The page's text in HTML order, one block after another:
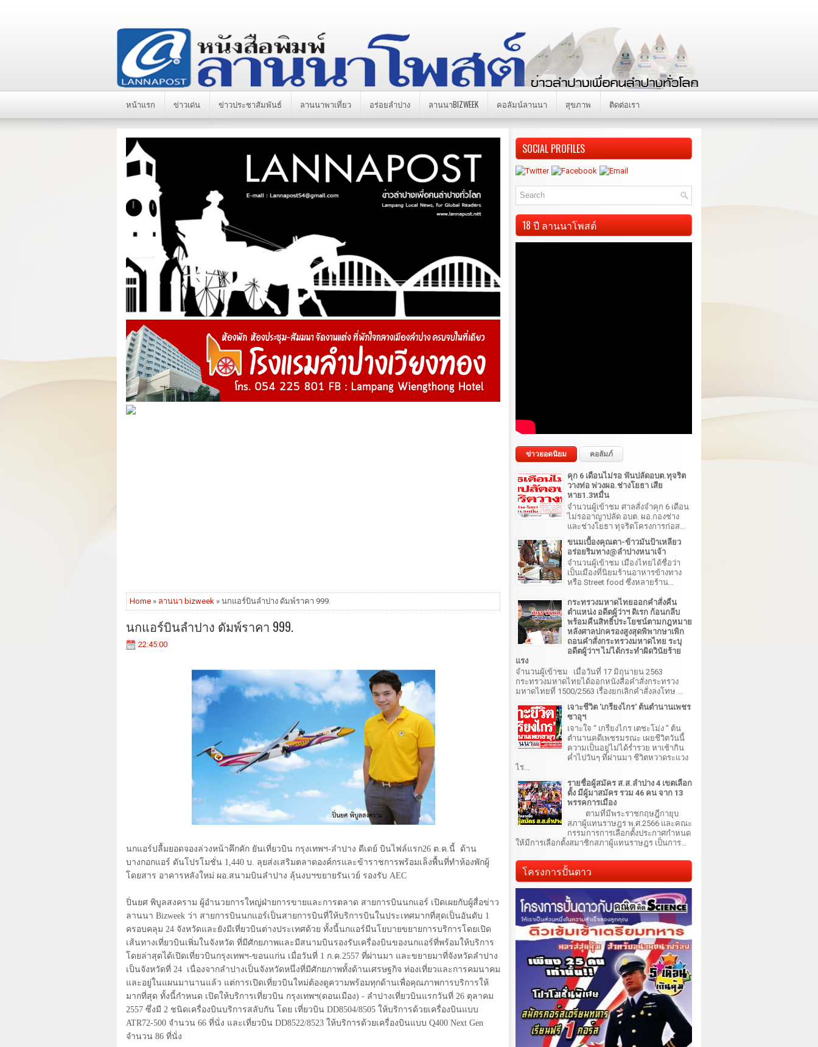
หน้าแรก ข่าวเด่น ข่าวประชาสัมพันธ์ ลานนาพาเที่ยว อร่อยลำปาง ลานนาBIZWEEK คอลัมน์ลานนา สุขภาพ ติดต่อเรา
Home » ลานนา bizweek » นกแอร์บินลำปาง ดัมพ์ราคา 999.
นกแอร์บินลำปาง ดัมพ์ราคา 999.
22:45:00
นกแอร์ปลื้มยอดจองล่วงหน้าคึกคัก ยันเที่ยวบิน กรุงเทพฯ-ลำปาง ดีเดย์ บินไฟล์แรก26 ต.ค.นี้
ด้าน
บางกอกแอร์ ดันโปรโมชั่น 1,440 บ. ลุยส่งเสริมตลาดองค์กรและข้าราชการพร้อมเล็งพื้นที่ทำห้องพักผู้
โดยสาร อาคารหลังใหม่ ผอ.สนามบินลำปาง ลุ้นงบฯขยายรันเวย์ รองรับ AEC
ปิ่นยศ พิบูลสงคราม ผู้อำนวยการใหญ่ฝ่ายการขายและการตลาด สายการบินนกแอร์ เปิดเผยกับผู้สื่อข่าว
ลานนา Bizweek ว่า สายการบินนกแอร์เป็นสายการบินที่ให้บริการบินในประเทศมากที่สุดเป็นอันดับ 1
ครอบคลุม 24 จังหวัดและยังมีเที่ยวบินต่างประเทศด้วย ทั้งนี้นกแอร์มีนโยบายขยายการบริการโดยเปิด
เส้นทางเที่ยวบินเพิ่มในจังหวัด ที่มีศักยภาพและมีสนามบินรองรับเครื่องบินของนกแอร์ที่พร้อมให้บริการ
โดยล่าสุดได้เปิดเที่ยวบินกรุงเทพฯ-ขอนแก่น เมื่อวันที่ 1 ก.ค.2557 ที่ผ่านมา และขยายมาที่จังหวัดลำปาง
เป็นจังหวัดที่ 24 เนื่องจากลำปางเป็นจังหวัดหนึ่งที่มีศักยภาพทั้งด้านเศรษฐกิจ ท่องเที่ยวและการคมนาคม
และอยู่ในแผนมานานแล้ว แต่การเปิดเที่ยวบินใหม่ต้องดูความพร้อมทุกด้านเพื่อคุณภาพการบริการให้
มากที่สุด ทั้งนี้กำหนด เปิดให้บริการเที่ยวบิน กรุงเทพฯ(ดอนเมือง) - ลำปางเที่ยวบินแรกวันที่ 26 ตุลาคม
2557 ซึ่งมี 2 ชนิดเครื่องบินบริการสลับกัน โดย เที่ยวบิน DD8504/8505 ให้บริการด้วยเครื่องบินแบบ
ATR72-500 จำนวน 66 ที่นั่ง และเที่ยวบิน DD8522/8523 ให้บริการด้วยเครื่องบินแบบ Q400 Next Gen
จำนวน 86 ที่นั่ง
SOCIAL PROFILES
18 ปี ลานนาโพสต์
ข่าวยอดนิยม คอลัมภ์
คุก 6 เดือนไม่รอ ฟันปลัดอบต.ทุจริต
วางท่อ พ่วงผอ.ช่างโยธา เสีย
หาย1.3หมื่น
จำนวนผู้เข้าชม ศาลสั่งจำคุก 6 เดือน
ไม่รออาญาปลัด อบต. ผอ.กองช่าง
และช่างโยธา ทุจริตโครงการก่อส...
ขนมเบื้องคุณตา-ข้าวมันป้าเหลียว
อร่อยริมทาง@ลำปางหนาเจ้า
จำนวนผู้เข้าชม เมืองไทยได้ชื่อว่า
เป็นเมืองที่นิยมร้านอาหารข้างทาง
หรือ Street food ซึ่งหลายร้าน...
กระทรวงมหาดไทยออกคำสั่งคืน
ตำแหน่ง อดีตผู้ว่าฯ ดิเรก ก้อนกลีบ
พร้อมคืนสิทธิ์ประโยชน์ตามกฎหมาย
หลังศาลปกครองสูงสุดพิพากษาเพิก
ถอนคำสั่งกระทรวงมหาดไทย ระบุ
อดีตผู้ว่าฯ ไม่ได้กระทำผิดวินัยร้าย
แรง
จำนวนผู้เข้าชม เมื่อวันที่ 17 มิถุนายน 2563
กระทรวงมหาดไทยได้ออกหนังสือคำสั่งกระทรวง
มหาดไทยที่ 1500/2563 เรื่องยกเลิกคำสั่งลงโทษ ...
เจาะชีวิต 'เกรียงไกร' ต้นตำนานเพชร
ซาอุฯ
เจาะใจ “ เกรียงไกร เตชะโม่ง ” ต้น
ตำนานคดีเพชรมรณะ เผยชีวิตวันนี้
ความเป็นอยู่ไม่ได้ร่ำรวย หาเช้ากิน
ค่ำไปวันๆ ที่ผ่านมา ชีวิตหวาดระแวง
ไร...
รายชื่อผู้สมัคร ส.ส.ลำปาง 4 เขตเลือก
ตั้ง มีผู้มาสมัคร รวม 46 คน จาก 13
พรรคการเมือง
ตามที่มีพระราชกฤษฎีกายุบ
สภาผู้แทนราษฎร พ.ศ.2566 และคณะ
กรรมการการเลือกตั้งประกาศกำหนด
ให้มีการเลือกตั้งสมาชิกสภาผู้แทนราษฎร เป็นการ...
โครงการปั้นดาว